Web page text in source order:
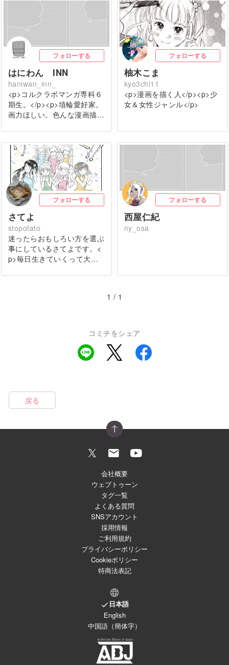
フォローする
はにわん INN
haniwan_inn_
<p>コルクラボマンガ専科６
期生。</p><p>埴輪愛好家。
画力ほしい。色んな漫画描…
フォローする
柚木こま
kyo3chi11
<p>漫画を描く人</p><p>少
女＆女性ジャンル</p>
フォローする
さてよ
stopotato
迷ったらおもしろい方を選ぶ
事にしているさてよです。<
p>毎日生きていくって大…
フォローする
西屋仁紀
ny_osa
1 / 1
コミチをシェア
戻る
会社概要
ウェブトゥーン
タグ一覧
よくある質問
SNSアカウント
採用情報
ご利用規約
プライバシーポリシー
Cookieポリシー
特商法表記
日本語
English
中国語（簡体字）